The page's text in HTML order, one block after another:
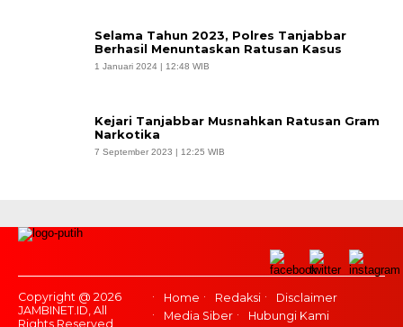
Selama Tahun 2023, Polres Tanjabbar
Berhasil Menuntaskan Ratusan Kasus
1 Januari 2024 | 12:48 WIB
Kejari Tanjabbar Musnahkan Ratusan Gram
Narkotika
7 September 2023 | 12:25 WIB
Copyright @ 2026
JAMBINET.ID, All
Rights Reserved
Home Redaksi
Disclaimer
Media Siber
Hubungi Kami